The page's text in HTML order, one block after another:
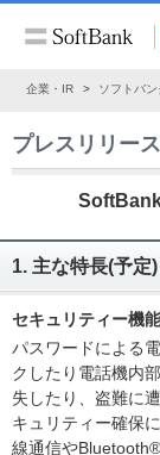
企業・IR ソフトバ
プレスリリース
1. 主な特長(予定)
セキュリティー機
パスワードによる
クしたり電話機内
失したり、盗難に
キュリティー確保
線通信や